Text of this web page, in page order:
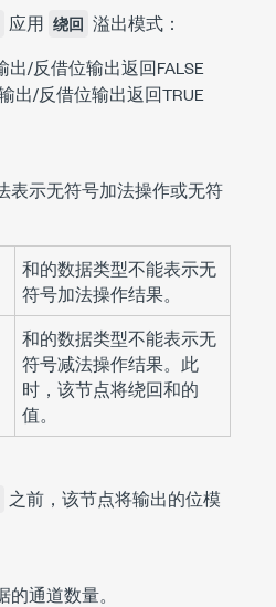
应用 绕回 溢出模式：
出/反借位输出返回FALSE
出/反借位输出返回TRUE
表示无符号加法操作或无符
和的数据类型不能表示无
符号加法操作结果。
和的数据类型不能表示无
符号减法操作结果。此
时，该节点将绕回和的
值。
之前，该节点将输出的位模
通道数量。